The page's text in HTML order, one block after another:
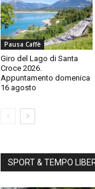
Pausa Caffè
Giro del Lago di Santa
Croce 2026.
Appuntamento domenica
16 agosto
SPORT & TEMPO